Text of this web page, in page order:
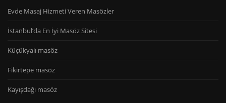
Evde Masaj Hizmeti Veren Masözler
İstanbul’da En İyi Masöz Sitesi
Küçükyalı masöz
Fikirtepe masöz
Kayışdağı masöz